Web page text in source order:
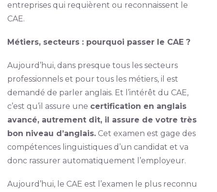
entreprises qui requièrent ou reconnaissent le
CAE.
Métiers, secteurs : pourquoi passer le CAE ?
Aujourd’hui, dans presque tous les secteurs
professionnels et pour tous les métiers, il est
demandé de parler anglais. Et l’intérêt du CAE,
c’est qu’il assure une certification en anglais
avancé, autrement dit, il assure de votre très
bon niveau d’anglais.Cet examen est gage des
compétences linguistiques d’un candidat et va
donc rassurer automatiquement l’employeur.
Aujourd’hui, le CAE est l’examen le plus reconnu